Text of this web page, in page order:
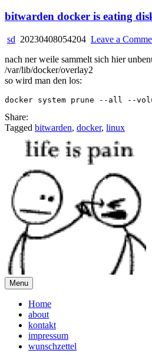
bitwarden docker is eating
sd 20230408054204 Leave a
nach ner weile sammelt sich hier
/var/lib/docker/overlay2
so wird man den los:
Share:
Tagged bitwarden, docker, linux
Menu
Home
about
kontakt
impressum
wunschzettel